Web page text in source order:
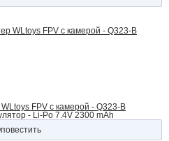
FPV с камерой - Q323-B
- Li-Po 7.4V 2300 mAh